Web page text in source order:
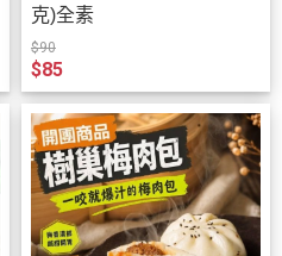
克)全素
$90
$85